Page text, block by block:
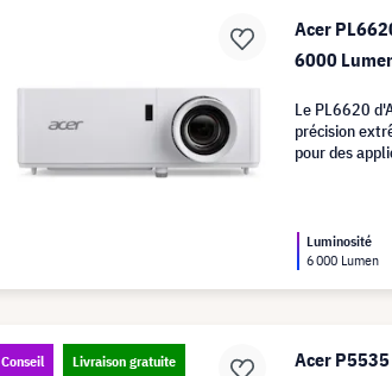
Acer
6000
Le PL6620
précision
pour des
Luminosité
6 000 Lumen
Conseil Livraison gratuite
Acer